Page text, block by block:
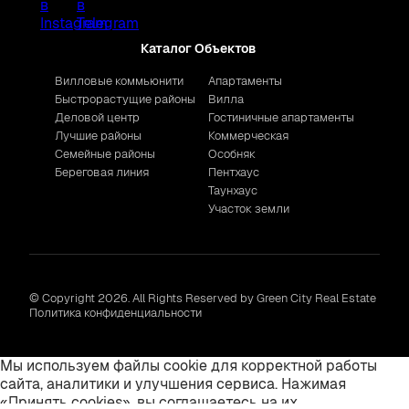
Каталог Объектов
Вилловые коммьюнити
Быстрорастущие районы
Деловой центр
Лучшие районы
Семейные районы
Береговая линия
Апартаменты
Вилла
Гостиничные апартаменты
Коммерческая
Особняк
Пентхаус
Таунхаус
Участок земли
© Copyright 2026. All Rights Reserved by Green City Real Estate
Политика конфиденциальности
Мы используем файлы cookie для корректной работы
сайта, аналитики и улучшения сервиса. Нажимая
«Принять cookies», вы соглашаетесь на их